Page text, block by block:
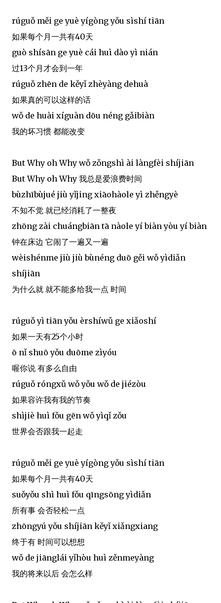
rúguǒ měi ge yuè yígòng yǒu sìshí tiān
如果每个月一共有40天
guò shísān ge yuè cái huì dào yì nián
过13个月才会到一年
rúguǒ zhēn de kěyǐ zhèyàng dehuà
如果真的可以这样的话
wǒ de huài xíguàn dōu néng gǎibiàn
我的坏习惯 都能改变
But Why oh Why wǒ zǒngshì ài làngfèi shíjiān
But Why oh Why 我总是爱浪费时间
bùzhībùjué jiù yǐjing xiāohàole yì zhěngyè
不知不觉 就已经消耗了一整夜
zhōng zài chuángbiān tā nàole yí biàn yòu yí biàn
钟在床边 它闹了一遍又一遍
wèishénme jiù jiù bùnéng duō gěi wǒ yìdiǎn
shíjiān
为什么就 就不能多给我一点 时间
rúguǒ yì tiān yǒu èrshíwǔ ge xiǎoshí
如果一天有25个小时
ō nǐ shuō yǒu duōme zìyóu
喔你说 有多么自由
rúguǒ róngxǔ wǒ yǒu wǒ de jiézòu
如果容许我有我的节奏
shìjiè huì fǒu gēn wǒ yìqǐ zǒu
世界会否跟我一起走
rúguǒ měi ge yuè yígòng yǒu sìshí tiān
如果每个月一共有40天
suǒyǒu shì huì fǒu qīngsōng yìdiǎn
所有事 会否轻松一点
zhōngyú yǒu shíjiān kěyǐ xiǎngxiang
终于有 时间可以想想
wǒ de jiānglái yǐhòu huì zěnmeyàng
我的将来以后 会怎么样